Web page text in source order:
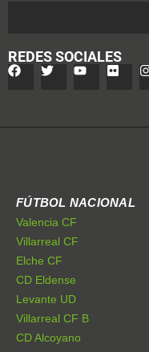
REDES SOCIALES
FÚTBOL NACIONAL
Valencia CF
Villarreal CF
Elche CF
CD Eldense
Levante UD
Villarreal CF B
CD Alcoyano